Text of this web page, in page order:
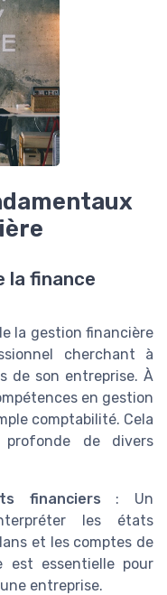
la finance
la gestion financière
cherchant à
de son entreprise. À
en gestion
comptabilité. Cela
profonde de divers
financiers : Un
les états
et les comptes de
est essentielle pour
entreprise.